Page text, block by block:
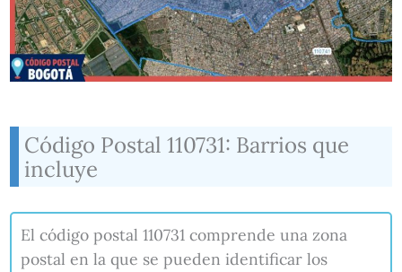
Código Postal 110731: Barrios que
incluye
El código postal 110731 comprende una zona
postal en la que se pueden identificar los